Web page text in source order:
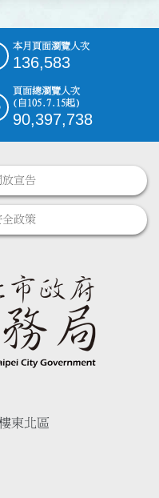
本月頁面瀏覽人次
136,583
頁面總瀏覽人次
(自105.7.15起)
90,397,738
放宣告
全政策
東北區